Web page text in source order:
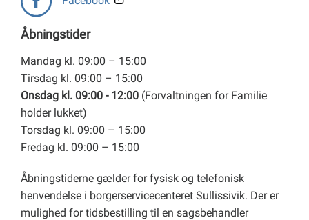
Åbningstider
Mandag kl. 09:00 – 15:00
Tirsdag kl. 09:00 – 15:00
Onsdag kl. 09:00 - 12:00 (Forvaltningen for Familie
holder lukket)
Torsdag kl. 09:00 – 15:00
Fredag kl. 09:00 – 15:00
Åbningstiderne gælder for fysisk og telefonisk
henvendelse i borgerservicecenteret Sullissivik. Der er
mulighed for tidsbestilling til en sagsbehandler